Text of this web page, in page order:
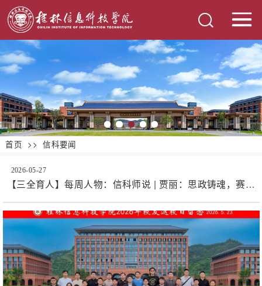
首页 >> 信科要闻
2026-05-27
【三全育人】每周人物：信科师说 | 贾丽：思政铸魂，赛教